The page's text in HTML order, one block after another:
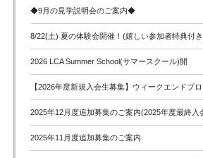
◆9月の見学説明会のご案内◆
8/22(土) 夏の体験会開催！(嬉しい参加者特典付
2026 LCA Summer School(サマースクール)開
【2026年度新規入会生募集】ウィークエンドプ
2025年12月度追加募集のご案内(2025年度最終入
2025年11月度追加募集のご案内